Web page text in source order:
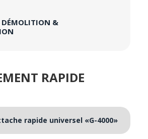
DÉMOLITION &
RAPIDE
rapide universel «G-4000»